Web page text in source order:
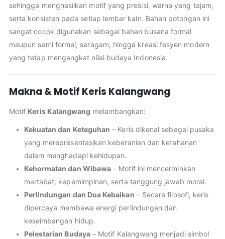
sehingga menghasilkan motif yang presisi, warna yang tajam,
serta konsisten pada setiap lembar kain. Bahan potongan ini
sangat cocok digunakan sebagai bahan busana formal
maupun semi formal, seragam, hingga kreasi fesyen modern
yang tetap mengangkat nilai budaya Indonesia.
Makna & Motif Keris Kalangwang
Motif Keris Kalangwang melambangkan:
Kekuatan dan Keteguhan – Keris dikenal sebagai pusaka
yang merepresentasikan keberanian dan ketahanan
dalam menghadapi kehidupan.
Kehormatan dan Wibawa – Motif ini mencerminkan
martabat, kepemimpinan, serta tanggung jawab moral.
Perlindungan dan Doa Kebaikan – Secara filosofi, keris
dipercaya membawa energi perlindungan dan
keseimbangan hidup.
Pelestarian Budaya– Motif Kalangwang menjadi simbol